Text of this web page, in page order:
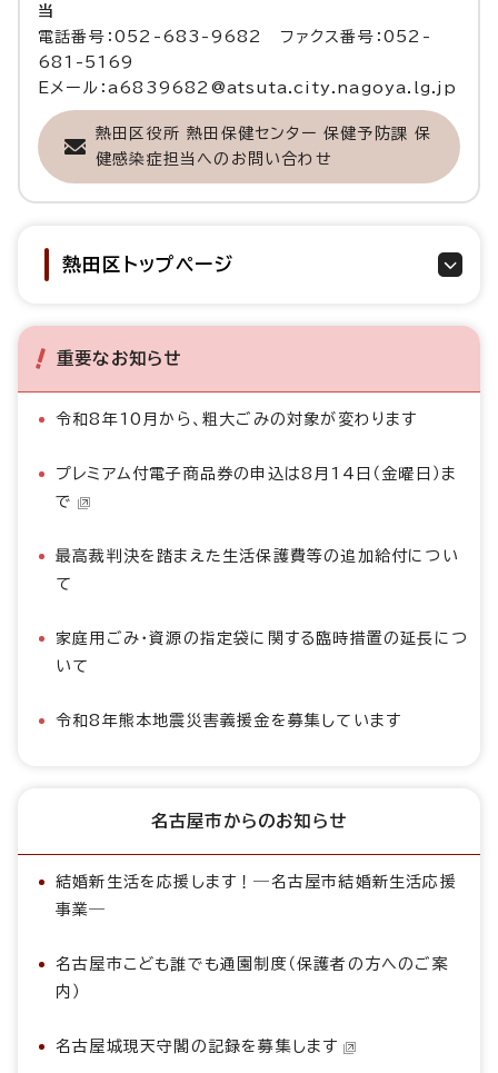
当
電話番号：052-683-9682 ファクス番号：052-
681-5169
Eメール：a6839682@atsuta.city.nagoya.lg.jp
熱田区役所 熱田保健センター 保健予防課 保
健感染症担当へのお問い合わせ
熱田区トップページ
重要なお知らせ
令和8年10月から、粗大ごみの対象が変わります
プレミアム付電子商品券の申込は8月14日（金曜日）ま
で
最高裁判決を踏まえた生活保護費等の追加給付につい
て
家庭用ごみ・資源の指定袋に関する臨時措置の延長につ
いて
令和8年熊本地震災害義援金を募集しています
名古屋市からのお知らせ
結婚新生活を応援します！―名古屋市結婚新生活応援
事業―
名古屋市こども誰でも通園制度（保護者の方へのご案
内）
名古屋城現天守閣の記録を募集します